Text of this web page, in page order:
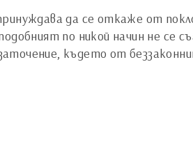
да се откаже от
по никой начин не се
където от